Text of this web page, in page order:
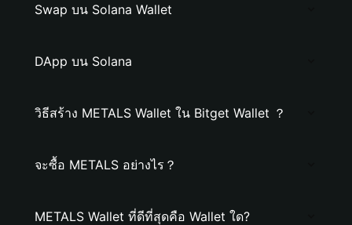
Swap บน Solana Wallet
DApp บน Solana
วิธีสร้าง METALS Wallet ใน Bitget Wallet ？
จะซื้อ METALS อย่างไร？
METALS Wallet ที่ดีที่สุดคือ Wallet ใด?